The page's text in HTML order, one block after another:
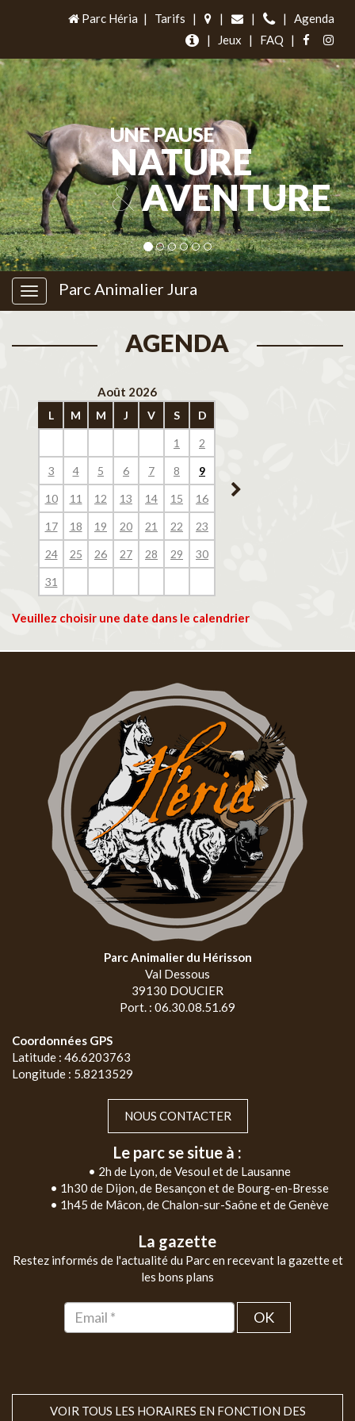
Parc Héria | Tarifs | | | |
Agenda
|
Jeux | FAQ |
UNE PAUSE
NATURE
&AVENTURE
Parc Animalier Jura
AGENDA
Août 2026
L M M J V S D
1 2
3 4 5 6 7 8 9
10 11 12 13 14 15 16
17 18 19 20 21 22 23
24 25 26 27 28 29 30
31
14
Veuillez choisir une date dans le calendrier
Parc Animalier du Hérisson
Val Dessous
39130 DOUCIER
Port. : 06.30.08.51.69
Coordonnées GPS
Latitude : 46.6203763
Longitude : 5.8213529
NOUS CONTACTER
Le parc se situe à :
• 2h de Lyon, de Vesoul et de Lausanne
• 1h30 de Dijon, de Besançon et de Bourg-en-Bresse
• 1h45 de Mâcon, de Chalon-sur-Saône et de Genève
La gazette
Restez informés de l'actualité du Parc en recevant la gazette et
les bons plans
OK
VOIR TOUS LES HORAIRES EN FONCTION DES